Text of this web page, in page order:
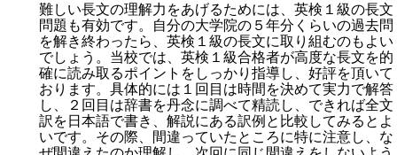
難しい長文の理解力をあげるためには、英検１級の長文
問題も有効です。自分の大学院の５年分くらいの過去問
を解き終わったら、英検１級の長文に取り組むのもよい
でしょう。当校では、英検１級合格者が高度な長文を的
確に読み取るポイントをしっかり指導し、好評を頂いて
おります。具体的には１回目は時間を決めて実力で解答
し、２回目は辞書を丹念に調べて精読し、できれば全文
訳を日本語で書き、解説にある訳例と比較してみるとよ
いです。その際、間違っていたところに特に注意し、な